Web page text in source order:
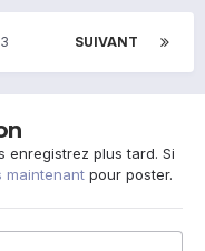
SUIVANT
enregistrez plus tard. Si
maintenant pour poster.